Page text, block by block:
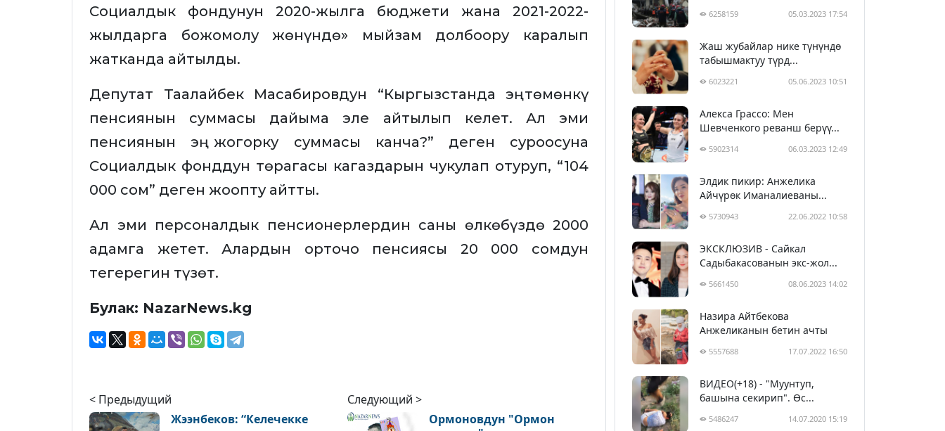
Социалдык фондунун 2020-жылга бюджети жана 2021-2022-
жылдарга божомолу жөнүндө» мыйзам долбоору каралып
жатканда айтылды.
Депутат Таалайбек Масабировдун “Кыргызстанда эң төмөнкү
пенсиянын суммасы дайыма эле айтылып келет. Ал эми
пенсиянын эң жогорку суммасы канча?” деген суроосуна
Социалдык фонддун төрагасы кагаздарын чукулап отуруп, “104
000 сом” деген жоопту айтты.
Ал эми персоналдык пенсионерлердин саны өлкөбүздө 2000
адамга жетет. Алардын орточо пенсиясы 20 000 сомдун
тегерегин түзөт.
Булак: NazarNews.kg
< Предыдущий
Жээнбеков: “Келечекке
Следующий >
Ормоновдун "Ормон
6258159 05.03.2023 17:54
Жаш жубайлар нике түнүндө
табышмактуу түрд...
6023221 05.06.2023 10:51
Алекса Грассо: Мен
Шевченкого реванш берүү...
5902314 06.03.2023 12:49
Элдик пикир: Анжелика
Айчүрөк Иманалиеваны...
5730943 22.06.2022 10:58
ЭКСКЛЮЗИВ - Сайкал
Садыбакасованын экс-жол...
5661450 08.06.2023 14:02
Назира Айтбекова
Анжеликанын бетин ачты
5557688 17.07.2022 16:50
ВИДЕО(+18) - "Муунтуп,
башына секирип". Өс...
5486247 14.07.2020 15:19